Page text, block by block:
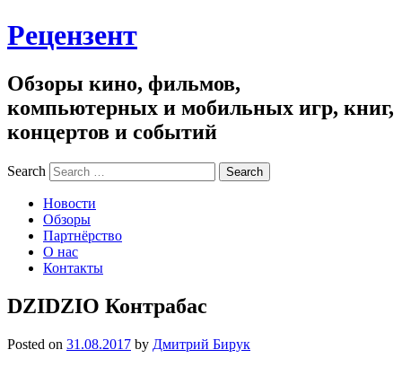
Рецензент
Обзоры кино, фильмов,
компьютерных и мобильных игр, книг,
концертов и событий
Search
Новости
Обзоры
Партнёрство
О нас
Контакты
DZIDZIO Контрабас
Posted on 31.08.2017 by Дмитрий Бирук